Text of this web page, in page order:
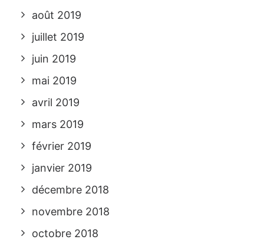
août 2019
juillet 2019
juin 2019
mai 2019
avril 2019
mars 2019
février 2019
janvier 2019
décembre 2018
novembre 2018
octobre 2018